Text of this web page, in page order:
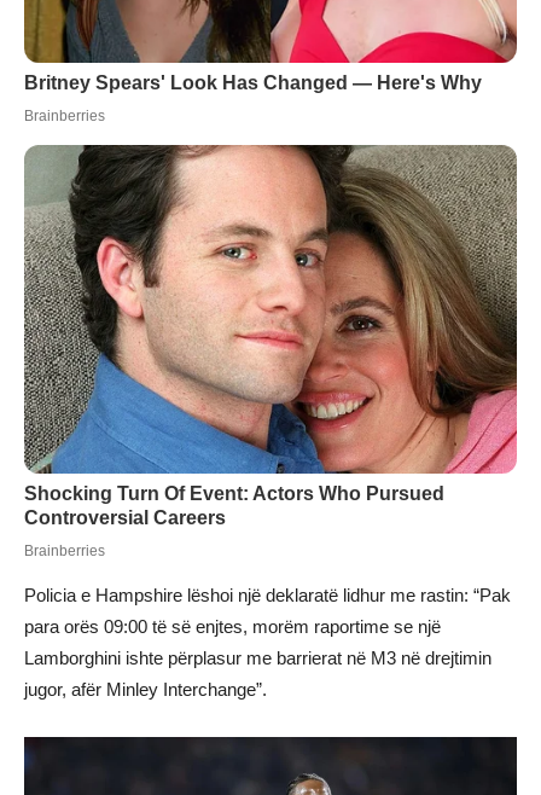
Policia e Hampshire lëshoi një deklaratë lidhur me rastin: “Pak
para orës 09:00 të së enjtes, morëm raportime se një
Lamborghini ishte përplasur me barrierat në M3 në drejtimin
jugor, afër Minley Interchange”.